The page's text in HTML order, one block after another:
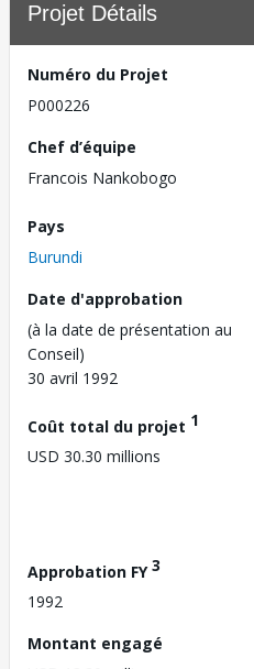
Projet Détails
Numéro du Projet
P000226
Chef d’équipe
Francois Nankobogo
Pays
Burundi
Date d'approbation
(à la date de présentation au
Conseil)
30 avril 1992
Coût total du projet 1
USD 30.30 millions
Approbation FY3
1992
Montant engagé